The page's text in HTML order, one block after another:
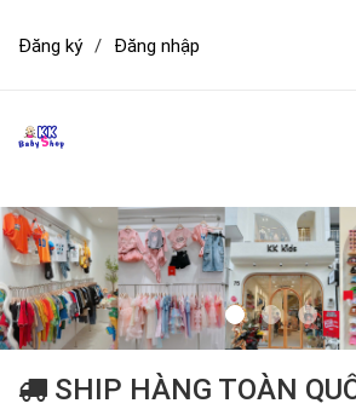
Đăng ký / Đăng nhập
SHIP HÀNG TOÀN